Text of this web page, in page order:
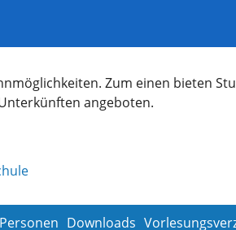
Zum einen bieten
angeboten.
Personen Downloads